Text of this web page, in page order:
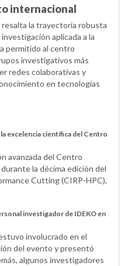
internacional
resalta la trayectoria robusta
aplicada a la
permitido al centro
investigativos más
redes colaborativas y
en tecnologías
excelencia científica del Centro
avanzada del Centro
la décima edición del
Cutting (CIRP-HPC),
investigador de IDEKO en
involucrado en el
del evento y presentó
algunos investigadores